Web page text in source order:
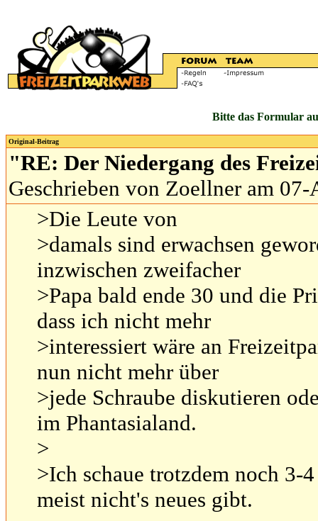
Bitte das Formular
Original-Beitrag
"RE: Der Niedergang des
Geschrieben von Zoellner am
>Die Leute von
>damals sind erwachsen
inzwischen zweifacher
>Papa bald ende 30 und die
dass ich nicht mehr
>interessiert wäre an
nun nicht mehr über
>jede Schraube diskutieren
im Phantasialand.
>
>Ich schaue trotzdem noch 3-
meist nicht's neues gibt.